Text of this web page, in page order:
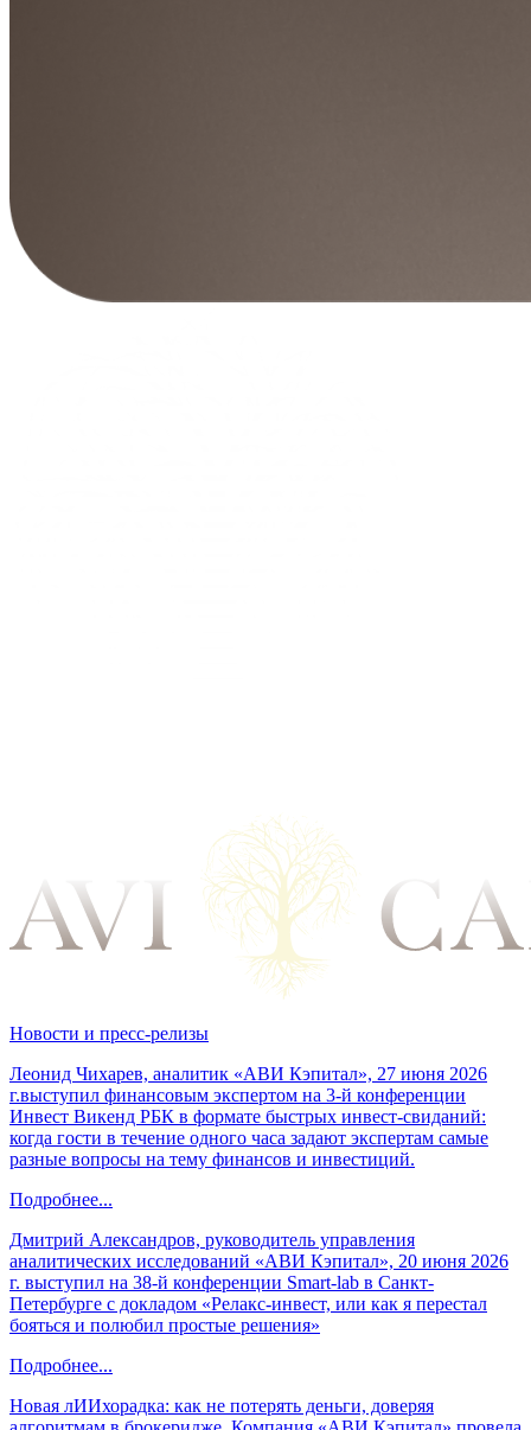
Новости и пресс-релизы
Леонид Чихарев, аналитик «АВИ Кэпитал», 27 июня 2026
г.выступил финансовым экспертом на 3-й конференции
Инвест Викенд РБК в формате быстрых инвест-свиданий:
когда гости в течение одного часа задают экспертам самые
разные вопросы на тему финансов и инвестиций.
Подробнее...
Дмитрий Александров, руководитель управления
аналитических исследований «АВИ Кэпитал», 20 июня 2026
г. выступил на 38-й конференции Smart-lab в Санкт-
Петербурге с докладом «Релакс-инвест, или как я перестал
бояться и полюбил простые решения»
Подробнее...
Новая лИИхорадка: как не потерять деньги, доверяя